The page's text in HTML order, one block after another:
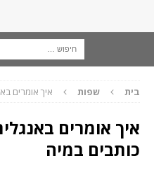
בית שפות איך אומרים
איך אומרים
כותבים במיה